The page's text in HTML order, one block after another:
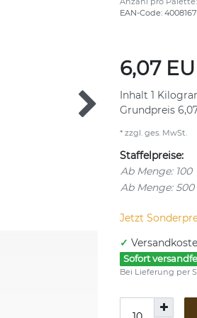
EAN-Code:
6,07
Inhalt 1
Grundpreis
* zzgl. ges. MwSt.
Staffelpreise:
Ab Menge: 100
Ab Menge: 500
Jetzt
✓
Sofort
Bei Lieferung per